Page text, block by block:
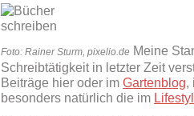
Foto: Rainer Sturm, pixelio.de Meine
Schreibtätigkeit in letzter Zeit
Beiträge hier oder im Gartenblog,
besonders natürlich die im